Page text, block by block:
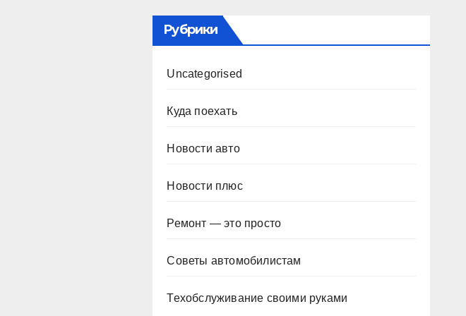
Рубрики
Uncategorised
Куда поехать
Новости авто
Новости плюс
Ремонт — это просто
Советы автомобилистам
Техобслуживание своими руками